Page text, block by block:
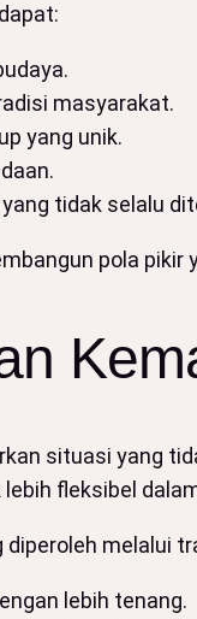
masyarakat.
yang unik.
tidak selalu
pola
situasi yang
fleksibel
melalui
lebih tenang.